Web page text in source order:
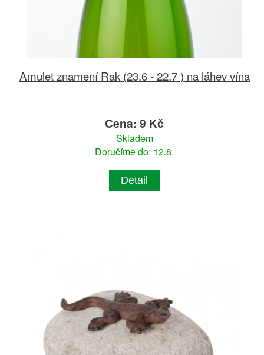
Amulet znamení Rak (23.6 - 22.7 ) na láhev vína
Cena: 9 Kč
Skladem
Doručíme do: 12.8.
Detail